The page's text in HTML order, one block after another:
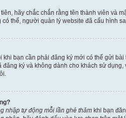
hãy chắc chắn rằng tên thành viên và
thể, người quản lý website đã cấu hình
bạn cần phải đăng ký mới có thể gửi
ký và không dành cho khách sử
nhập tự động mỗi lần ghé thăm khi bạn